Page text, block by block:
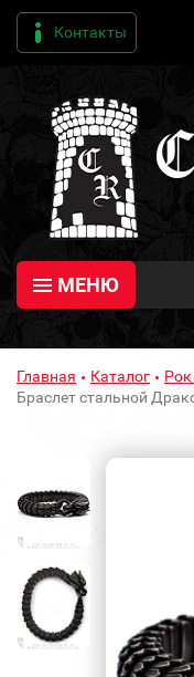
Контакты
МЕНЮ
Главная Каталог Рок
Браслет стальной